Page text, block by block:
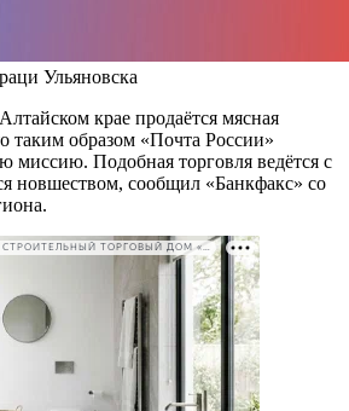
Ульяновска
крае продаётся мясная
таким образом «Почта России»
миссию. Подобная торговля ведётся с
новшеством, сообщил «Банкфакс» со
РЕКЛАМА • ООО СТРОИТЕЛЬНЫЙ ТОРГОВЫЙ ДОМ «ПЕТРОВИЧ». ИНН: 7802348846